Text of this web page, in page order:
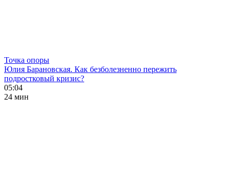
Точка опоры
Юлия Барановская. Как безболезненно пережить
подростковый кризис?
05:04
24 мин